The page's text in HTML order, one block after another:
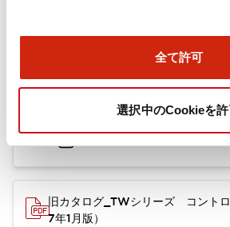
全て許可
選択中のCookieを
TWシリーズ コントロールユニッ
.PDF1.65MB
旧カタログ_TWシリーズ コント
7年1月版）